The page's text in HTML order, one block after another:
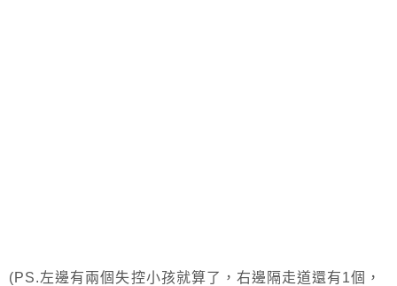
(PS.左邊有兩個失控小孩就算了，右邊隔走道還有1個，